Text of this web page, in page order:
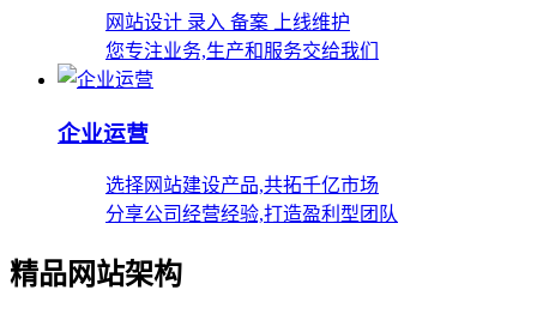
网站设计 录入 备案 上线维护
您专注业务,生产和服务交给我们
企业运营
选择网站建设产品,共拓千亿市场
分享公司经营经验,打造盈利型团队
精品网站架构